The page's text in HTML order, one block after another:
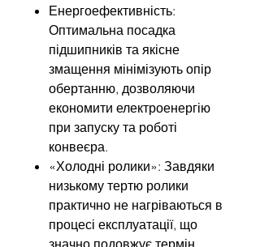
Енергоефективність:
Оптимальна посадка
підшипників та якісне
змащення мінімізують опір
обертанню, дозволяючи
економити електроенергію
при запуску та роботі
конвеєра.
«Холодні ролики»: Завдяки
низькому тертю ролики
практично не нагріваються в
процесі експлуатації, що
значно подовжує термін